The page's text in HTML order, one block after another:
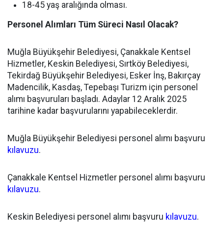
18-45 yaş aralığında olması.
Personel Alımları Tüm Süreci Nasıl Olacak?
Muğla Büyükşehir Belediyesi, Çanakkale Kentsel
Hizmetler, Keskin Belediyesi, Sırtköy Belediyesi,
Tekirdağ Büyükşehir Belediyesi, Esker İnş, Bakırçay
Madencilik, Kasdaş, Tepebaşı Turizm için personel
alımı başvuruları başladı. Adaylar 12 Aralık 2025
tarihine kadar başvurularını yapabileceklerdir.
Muğla Büyükşehir Belediyesi personel alımı başvuru
kılavuzu.
Çanakkale Kentsel Hizmetler personel alımı başvuru
kılavuzu.
Keskin Belediyesi personel alımı başvuru kılavuzu.